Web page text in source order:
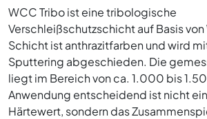
WCC Tribo ist eine tribologische
Verschleißschutzschicht auf Basis
Schicht ist anthrazitfarben und wird
Sputtering abgeschieden. Die
liegt im Bereich von ca. 1.000 bis
Anwendung entscheidend ist nicht
Härtewert, sondern das